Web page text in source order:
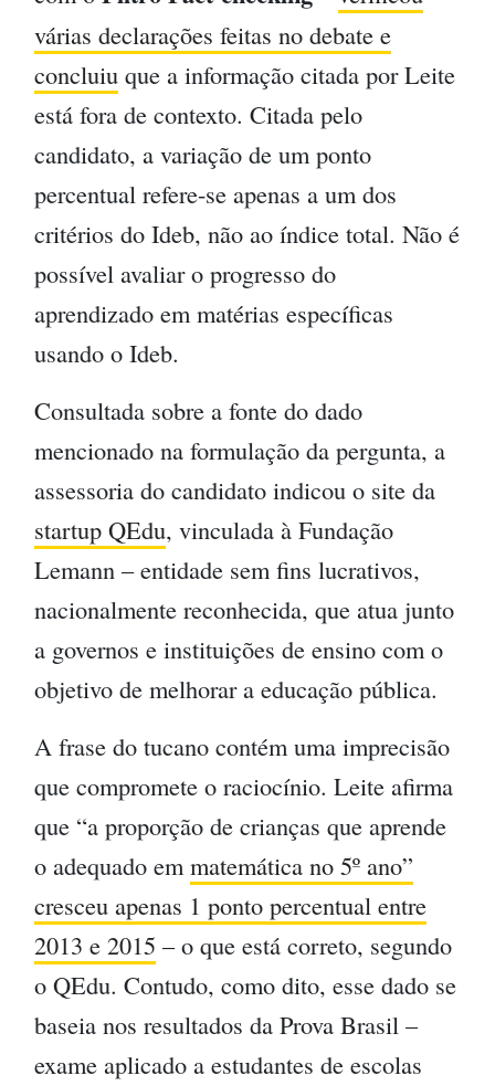
várias declarações feitas no debate e
concluiu que a informação citada por Leite
está fora de contexto. Citada pelo
candidato, a variação de um ponto
percentual refere-se apenas a um dos
critérios do Ideb, não ao índice total. Não é
possível avaliar o progresso do
aprendizado em matérias específicas
usando o Ideb.
Consultada sobre a fonte do dado
mencionado na formulação da pergunta, a
assessoria do candidato indicou o site da
startup QEdu, vinculada à Fundação
Lemann – entidade sem fins lucrativos,
nacionalmente reconhecida, que atua junto
a governos e instituições de ensino com o
objetivo de melhorar a educação pública.
A frase do tucano contém uma imprecisão
que compromete o raciocínio. Leite afirma
que “a proporção de crianças que aprende
o adequado emmatemática no 5º ano”
cresceu apenas 1 ponto percentual entre
2013 e 2015 – o que está correto, segundo
o QEdu. Contudo, como dito, esse dado se
baseia nos resultados da Prova Brasil –
exame aplicado a estudantes de escolas